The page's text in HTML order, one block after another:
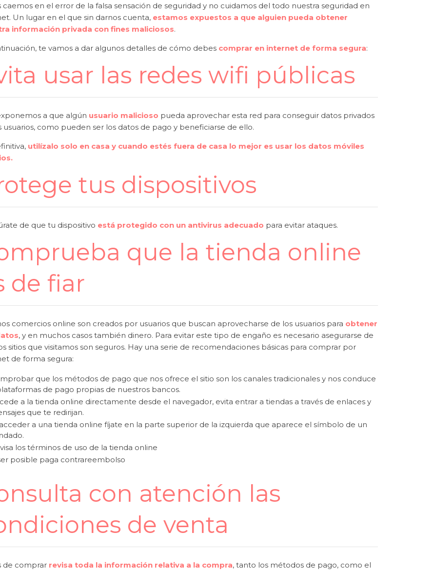
caemos en el error de la falsa sensación de seguridad y no cuidamos del todo nuestra seguridad en
Un lugar en el que sin darnos cuenta, estamos expuestos a que alguien pueda obtener
información privada con fines maliciosos.
te vamos a dar algunos detalles de cómo debes comprar en internet de forma segura:
usar las redes wifi públicas
a que algún usuario malicioso pueda aprovechar esta red para conseguir datos privados
usuarios, como pueden ser los datos de pago y beneficiarse de ello.
utilízalo solo en casa y cuando estés fuera de casa lo mejor es usar los datos móviles
tus dispositivos
de que tu dispositivo está protegido con un antivirus adecuado para evitar ataques.
que la tienda online
de fiar
comercios online son creados por usuarios que buscan aprovecharse de los usuarios para obtener
, y en muchos casos también dinero. Para evitar este tipo de engaño es necesario asegurarse de
sitios que visitamos son seguros. Hay una serie de recomendaciones básicas para comprar por
de forma segura:
que los métodos de pago que nos ofrece el sitio son los canales tradicionales y nos conduce
de pago propias de nuestros bancos.
a la tienda online directamente desde el navegador, evita entrar a tiendas a través de enlaces y
que te redirijan.
a una tienda online fíjate en la parte superior de la izquierda que aparece el símbolo de un
los términos de uso de la tienda online
posible paga contrareembolso
con atención las
de venta
de comprar revisa toda la información relativa a la compra, tanto los métodos de pago, como el